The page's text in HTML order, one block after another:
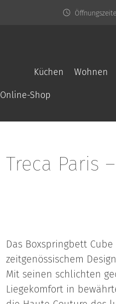
Küchen Wohnen
Online-Shop
Treca Paris
Das Boxspringbett
zeitgenössischem
Mit seinen schlichten
Liegekomfort in